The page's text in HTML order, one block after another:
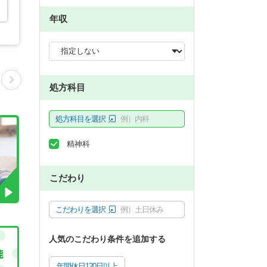
年収
処方科目
処方科目を選択 例）内科
精神科
こだわり
こだわりを選択 例）土日休み
人気のこだわり条件を追加する